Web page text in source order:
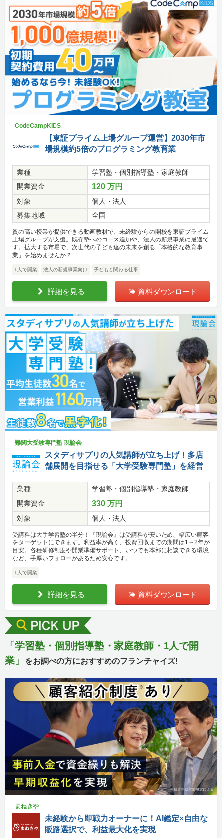
CodeCampKIDS
【東証プライム上場グループ運営】2030年市
場規模約5倍のプログラミング教育業
業種
学習塾・個別指導塾・家庭教師
開業資金
120 万円
対象
個人・法人
募集地域
全国
質の高い授業が提供できる動画教材で、未経験からの開校を東証プライム
上場グループが支援。既存塾へのコース追加や、法人の新規事業に最適で
す。拡大する市場で、次世代の子ども達の未来を創る「本格的な教育事
業」を始めませんか？
1人で開業 法人の新規事業向け 子どもと関わる仕事
詳細を見る 資料ダウンロード
難関大受験専門塾 現論会
スタディサプリの人気講師が立ち上げ！多店
舗展開を目指せる「大学受験専門塾」を経営
業種
学習塾・個別指導塾・家庭教師
開業資金
330 万円
対象 個人・法人
受講料は大手学習塾の半分！『現論会』は受講料が安いため、幅広い顧客
をターゲットにできます。利益率が高く、投資回収までの期間は1～2年が
目安。各種研修制度や開業準備サポート、いつでも本部に相談できる環境
など、手厚いフォローがあるため安心です。
1人で開業
詳細を見る 資料ダウンロード
「学習塾・個別指導塾・家庭教師・1人で開
業」
をお調べの方におすすめのフランチャイズ!
まねきや
未経験から即戦力オーナーに！AI鑑定×自由な
販路選択で、利益最大化を実現